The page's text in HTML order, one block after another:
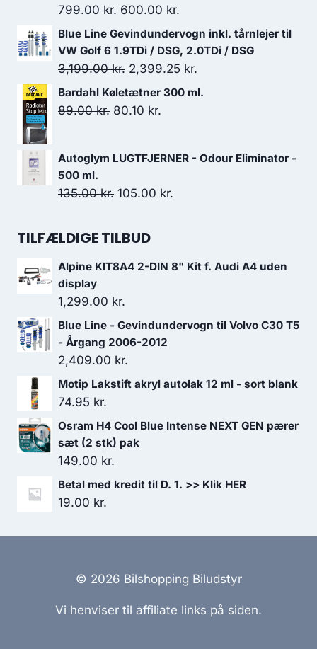
var:
199.00 kr..
er:
149.00 kr..
799.00kr. Den
oprindelige
pris
var:
799.00 kr..
600.00 kr.
aktuelle
pris
er:
600.00 kr..
Blue Line Gevindundervogn inkl. tårnlejer til
VW Golf 6 1.9TDi / DSG, 2.0TDi / DSG
3,199.00kr. Den
oprindelige
pris
2,399.25 kr.
aktuelle
Bardahl Køletætner 300 ml.
89.00kr. Den
var:
89.00 kr..
80.10 kr.
80.10 kr..
Autoglym LUGTFJERNER - Odour Eliminator -
500 ml.
135.00kr. Den
pris
135.00 kr..
105.00 kr.
105.00 kr..
TILFÆLDIGE TILBUD
Alpine KIT8A4 2-DIN 8" Kit f. Audi A4 uden
display
1,299.00 kr.
Blue Line - Gevindundervogn til Volvo C30 T5
- Årgang 2006-2012
2,409.00 kr.
Motip Lakstift akryl autolak 12 ml - sort blank
74.95 kr.
Osram H4 Cool Blue Intense NEXT GEN pærer
sæt (2 stk) pak
149.00 kr.
Betal med kredit til D. 1. >> Klik HER
19.00 kr.
© 2026 Bilshopping Biludstyr
Vi henviser til affiliate links på siden.